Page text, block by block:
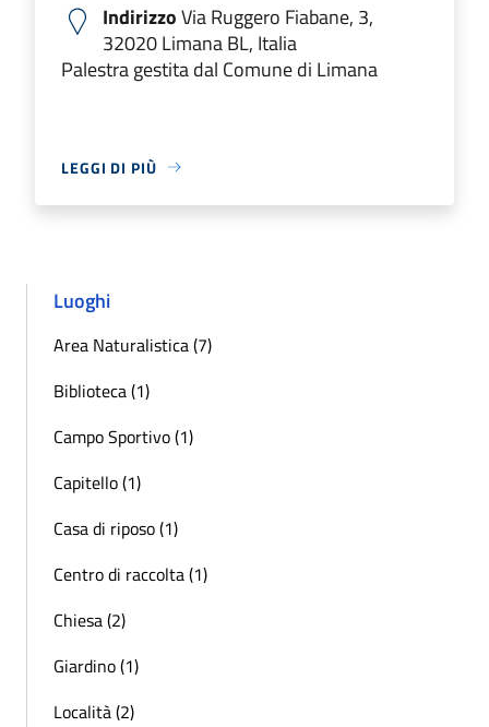
IndirizzoVia Ruggero Fiabane, 3,
32020 Limana BL, Italia
Palestra gestita dal Comune di Limana
LEGGI DI PIÙ
Luoghi
Area Naturalistica (7)
Biblioteca (1)
Campo Sportivo (1)
Capitello (1)
Casa di riposo (1)
Centro di raccolta (1)
Chiesa (2)
Giardino (1)
Località (2)